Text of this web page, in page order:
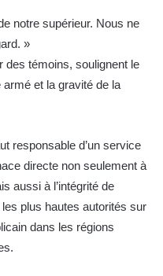
notre supérieur. Nous ne
»
des témoins, soulignent le
et la gravité de la
responsable d’un service
directe non seulement à
aussi à l’intégrité de
les plus hautes autorités sur
dans les régions